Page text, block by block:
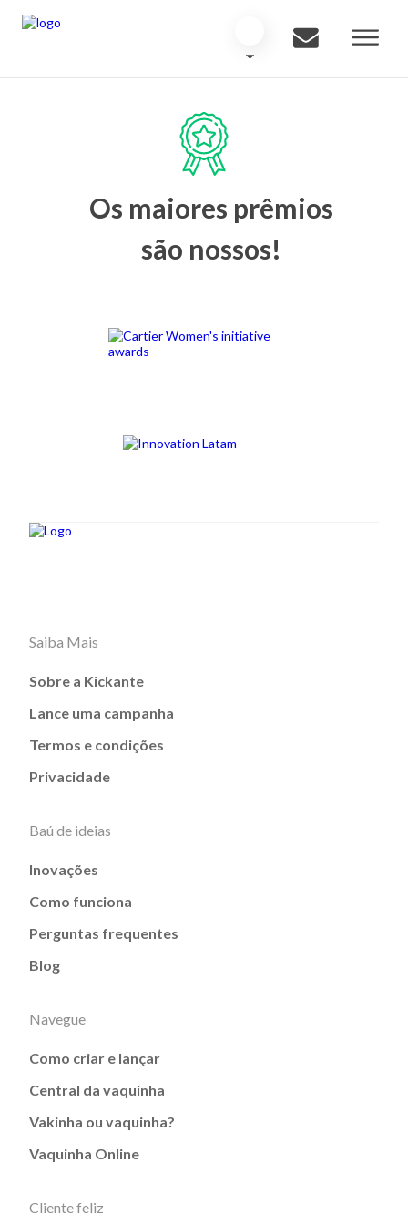
Os maiores prêmios
são nossos!
Saiba Mais
Sobre a Kickante
Lance uma campanha
Termos e condições
Privacidade
Baú de ideias
Inovações
Como funciona
Perguntas frequentes
Blog
Navegue
Como criar e lançar
Central da vaquinha
Vakinha ou vaquinha?
Vaquinha Online
Cliente feliz